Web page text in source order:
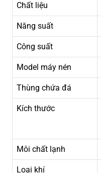
Chất liệu
Năng suất
Công suất
Model máy nén
Thùng chứa đá
Kích thước
Môi chất lạnh
Loại khí